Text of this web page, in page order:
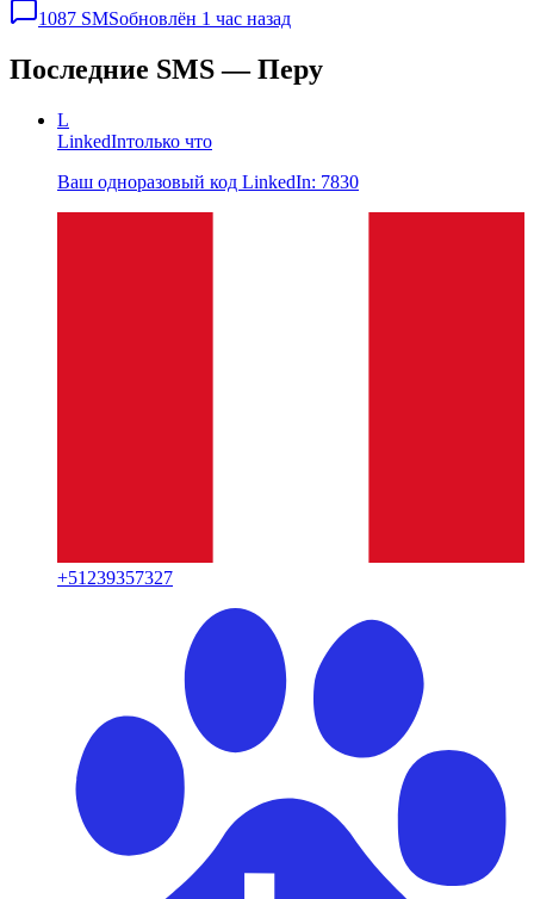
1087 SMSобновлён 1 час назад
Последние SMS — Перу
L
LinkedInтолько что
Ваш одноразовый код LinkedIn: 7830
+51239357327